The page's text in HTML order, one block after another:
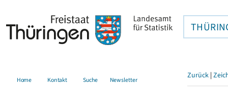
Home Kontakt Suche Newsletter Zurück |